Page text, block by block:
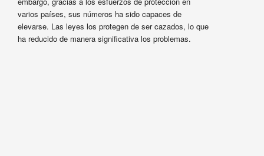
varios países, sus números ha sido capaces de
elevarse. Las leyes los protegen de ser cazados, lo que
ha reducido de manera significativa los problemas.